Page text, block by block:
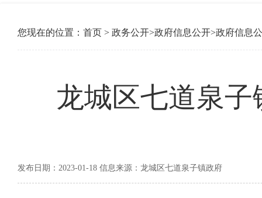
您现在的位置： 首页 > 政务公开>政府信息公开>政府信息
龙城区七道泉子
发布日期：2023-01-18 信息来源：龙城区七道泉子镇政府